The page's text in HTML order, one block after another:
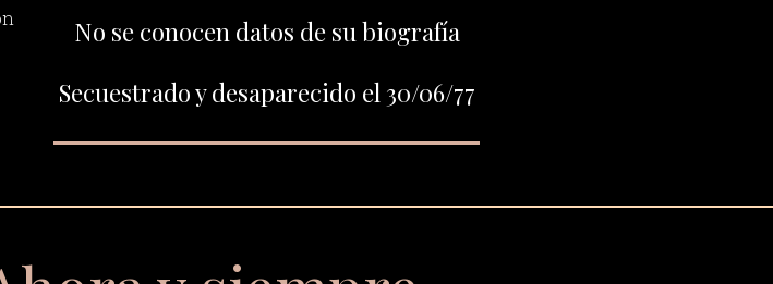
No se conocen datos de su biografía
Secuestrado y desaparecido el 30/06/77